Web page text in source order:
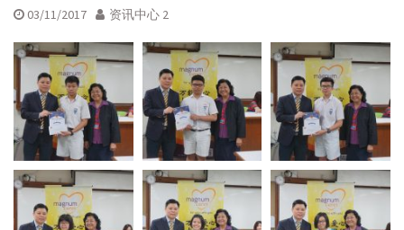
03/11/2017 资讯中心 2